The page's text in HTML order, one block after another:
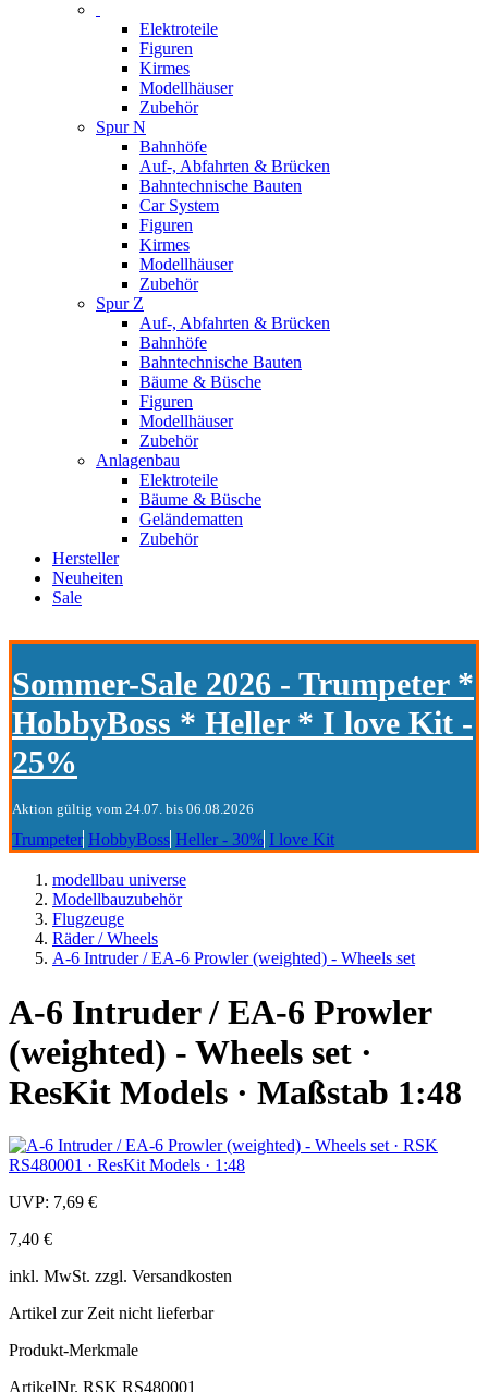
Elektroteile
Figuren
Kirmes
Modellhäuser
Zubehör
Spur N
Bahnhöfe
Auf-, Abfahrten & Brücken
Bahntechnische Bauten
Car System
Figuren
Kirmes
Modellhäuser
Zubehör
Spur Z
Auf-, Abfahrten & Brücken
Bahnhöfe
Bahntechnische Bauten
Bäume & Büsche
Figuren
Modellhäuser
Zubehör
Anlagenbau
Elektroteile
Bäume & Büsche
Geländematten
Zubehör
Hersteller
Neuheiten
Sale
Sommer-Sale 2026 - Trumpeter *
HobbyBoss * Heller * I love Kit -
25%
Aktion gültig vom 24.07. bis 06.08.2026
Trumpeter HobbyBoss Heller - 30% I love Kit
modellbau universe
Modellbauzubehör
Flugzeuge
Räder / Wheels
A-6 Intruder / EA-6 Prowler (weighted) - Wheels set
A-6 Intruder / EA-6 Prowler
(weighted) - Wheels set ·
ResKit Models · Maßstab 1:48
UVP: 7,69 €
7,40 €
inkl. MwSt. zzgl. Versandkosten
Artikel zur Zeit nicht lieferbar
Produkt-Merkmale
ArtikelNr. RSK RS480001